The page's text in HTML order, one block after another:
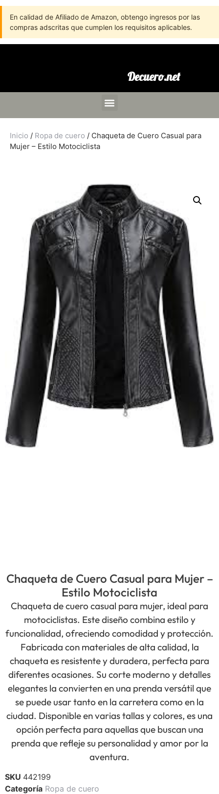
En calidad de Afiliado de Amazon, obtengo ingresos por las
compras adscritas que cumplen los requisitos aplicables.
Decuero.net
Inicio / Ropa de cuero / Chaqueta de Cuero Casual para
Mujer – Estilo Motociclista
Chaqueta de Cuero Casual para Mujer –
Estilo Motociclista
Chaqueta de cuero casual para mujer, ideal para
motociclistas. Este diseño combina estilo y
funcionalidad, ofreciendo comodidad y protección.
Fabricada con materiales de alta calidad, la
chaqueta es resistente y duradera, perfecta para
diferentes ocasiones. Su corte moderno y detalles
elegantes la convierten en una prenda versátil que
se puede usar tanto en la carretera como en la
ciudad. Disponible en varias tallas y colores, es una
opción perfecta para aquellas que buscan una
prenda que refleje su personalidad y amor por la
aventura.
SKU 442199
Categoría Ropa de cuero